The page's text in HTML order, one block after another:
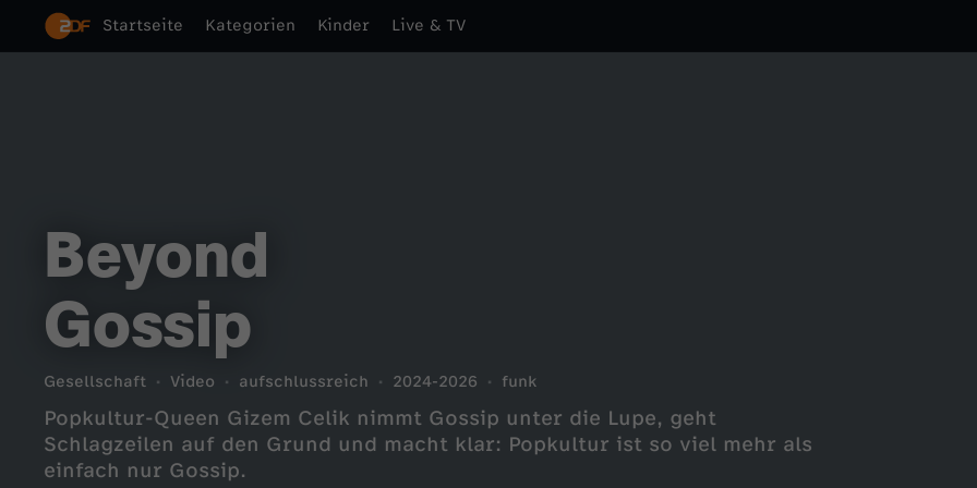
Startseite Kategorien Kinder Live & TV
Beyond
Gossip
Gesellschaft Video aufschlussreich 2024-2026 funk
Popkultur-Queen Gizem Celik nimmt Gossip unter die Lupe, geht
Schlagzeilen auf den Grund und macht klar: Popkultur ist so viel mehr als
einfach nur Gossip.